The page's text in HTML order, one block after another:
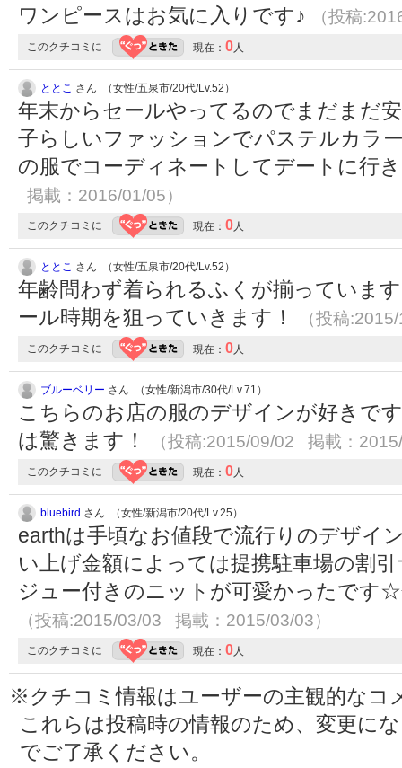
ワンピースはお気に入りです♪
（投稿
このクチコミに 現在： 0人
ととこ さん （女性/五泉市/20代/Lv.52）
年末からセールやってるのでまだまだ
子らしいファッションでパステルカラ
の服でコーディネートしてデートに行
掲載：2016/01/05）
このクチコミに 現在： 0人
ととこ さん （女性/五泉市/20代/Lv.52）
年齢問わず着られるふくが揃っていま
ール時期を狙っていきます！
（投稿
このクチコミに 現在： 0人
ブルーベリー さん （女性/新潟市/30代/Lv.71）
こちらのお店の服のデザインが好きで
は驚きます！
（投稿:2015/09/02 掲載：
このクチコミに 現在： 0人
bluebird さん （女性/新潟市/20代/Lv.25）
earthは手頃なお値段で流行りのデザイ
い上げ金額によっては提携駐車場の割
ジュー付きのニットが可愛かったです
（投稿:2015/03/03 掲載：2015/03/03）
このクチコミに 現在： 0人
※クチコミ情報はユーザーの主観的なコ
これらは投稿時の情報のため、変更に
でご了承ください。